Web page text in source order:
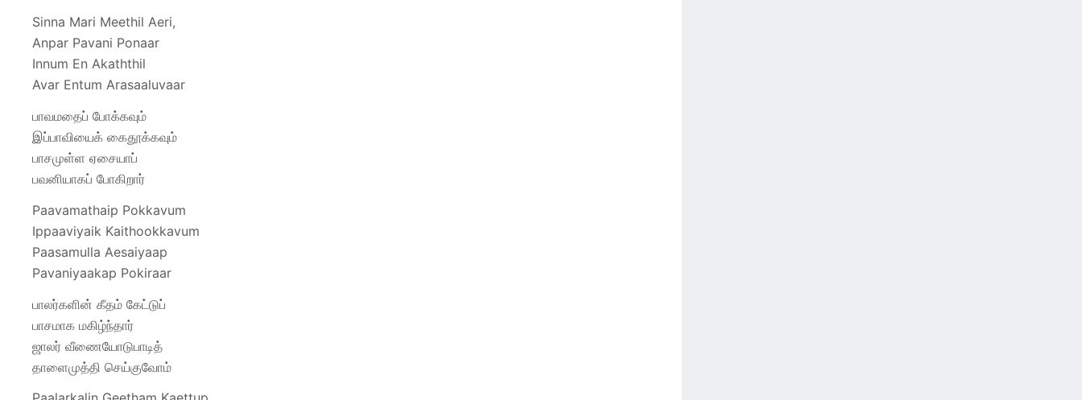
Sinna Mari Meethil Aeri,
Anpar Pavani Ponaar
Innum En Akaththil
Avar Entum Arasaaluvaar
பாவமதைப் போக்கவும்
இப்பாவியைக் கைதூக்கவும்
பாசமுள்ள ஏசையாப்
பவனியாகப் போகிறார்
Paavamathaip Pokkavum
Ippaaviyaik Kaithookkavum
Paasamulla Aesaiyaap
Pavaniyaakap Pokiraar
பாலர்களின் கீதம் கேட்டுப்
பாசமாக மகிழ்ந்தார்
ஜாலர் வீணையோடுபாடித்
தாளைமுத்தி செய்குவோம்